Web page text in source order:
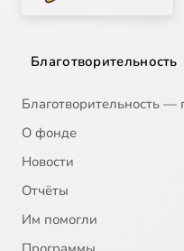
Благотворительность
Благотворительность
О фонде
Новости
Отчёты
Им помогли